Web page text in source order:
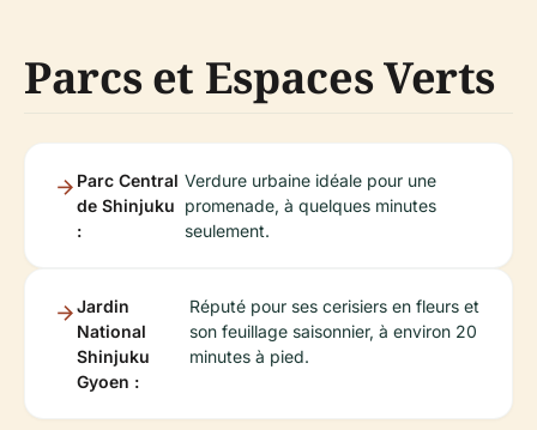
Parcs et Espaces Verts
Parc Central
de Shinjuku
:
Verdure urbaine idéale pour une
promenade, à quelques minutes
seulement.
Jardin
National
Shinjuku
Gyoen :
Réputé pour ses cerisiers en fleurs et
son feuillage saisonnier, à environ 20
minutes à pied.